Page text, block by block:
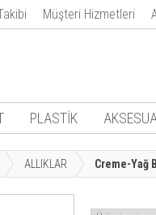
Müşteri Hizmetleri
PLASTİK
ALLIKLAR Creme-Yağ